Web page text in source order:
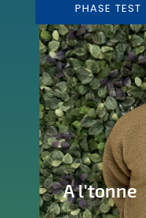
En savoir plus
PHASE TEST
A l'tonne